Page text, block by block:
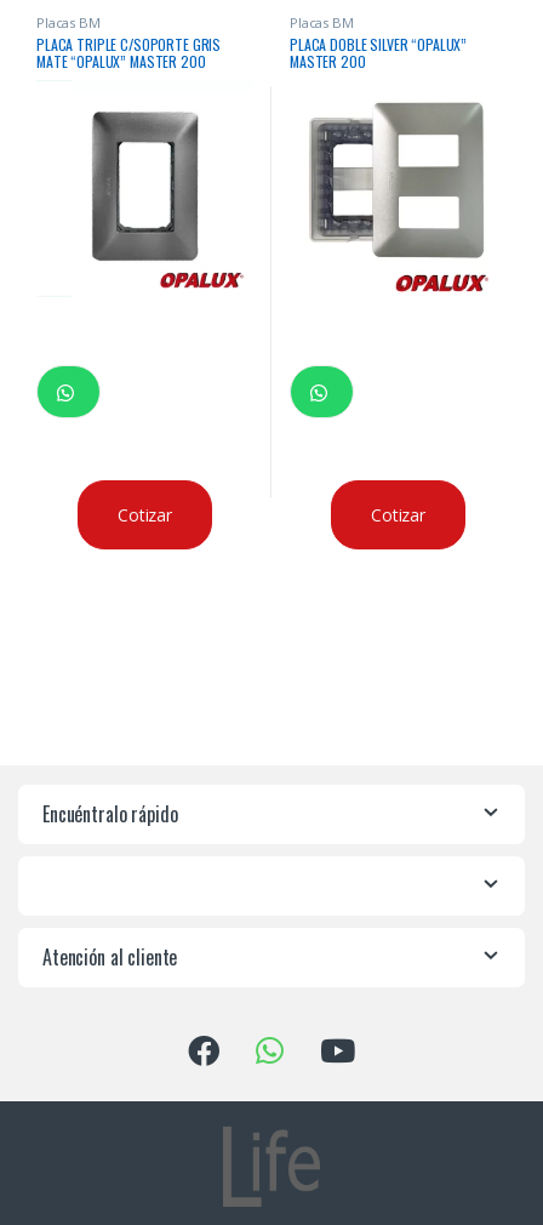
Placas BM
PLACA TRIPLE C/SOPORTE GRIS
MATE “OPALUX” MASTER 200
Cotizar
Placas BM
PLACA DOBLE SILVER “OPALUX”
MASTER 200
Cotizar
Encuéntralo rápido
Atención al cliente